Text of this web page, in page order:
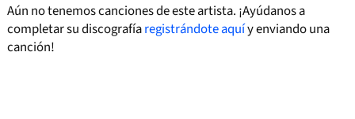
Aún no tenemos canciones de este artista. ¡Ayúdanos a
completar su discografíaregistrándote aquíy enviando una
canción!